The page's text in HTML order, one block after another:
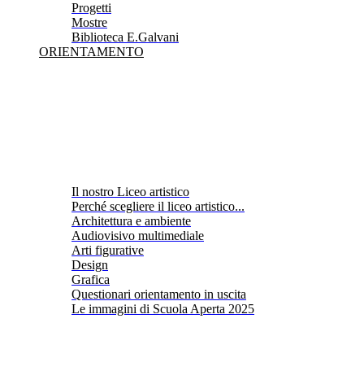
Progetti
Mostre
Biblioteca E.Galvani
ORIENTAMENTO
Il nostro Liceo artistico
Perché scegliere il liceo artistico...
Architettura e ambiente
Audiovisivo multimediale
Arti figurative
Design
Grafica
Questionari orientamento in uscita
Le immagini di Scuola Aperta 2025